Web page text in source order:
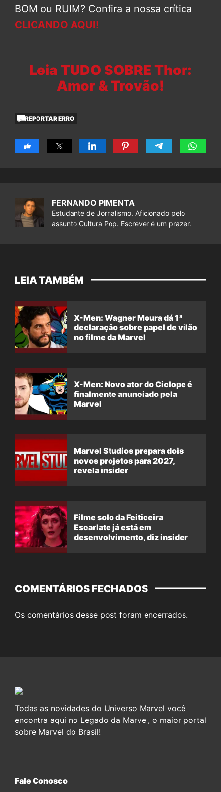
BOM ou RUIM? Confira a nossa crítica
CLICANDO AQUI!
Leia TUDO SOBRE Thor:
Amor & Trovão!
REPORTAR ERRO
FERNANDO PIMENTA
Estudante de Jornalismo. Aficionado pelo
assunto Cultura Pop. Escrever é um prazer.
LEIA TAMBÉM
X-Men: Wagner Moura dá 1ª
declaração sobre papel de vilão
no filme da Marvel
X-Men: Novo ator do Ciclope é
finalmente anunciado pela
Marvel
Marvel Studios prepara dois
novos projetos para 2027,
revela insider
Filme solo da Feiticeira
Escarlate já está em
desenvolvimento, diz insider
COMENTÁRIOS FECHADOS
Os comentários desse post foram encerrados.
Todas as novidades do Universo Marvel você
encontra aqui no Legado da Marvel, o maior portal
sobre Marvel do Brasil!
Fale Conosco